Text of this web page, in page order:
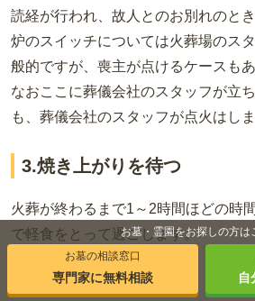
読経が行われ、故人とのお別れのと
炉のスイッチについては火葬場のス
般的ですが、喪主が点けるケースもあ
なおここに葬儀会社のスタッフが立
も、葬儀会社のスタッフが点火はしま
3.焼き上がりを待つ
火葬が終わるまで1～2時間ほどの時
で軽食をとって過ごします。
4.収骨
お墓・霊園をお探しの方は
お墓の相談窓口
専門家に無料相談 自